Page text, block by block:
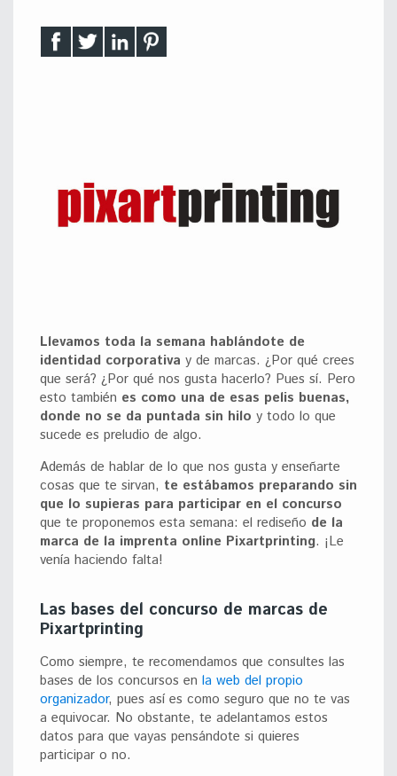
Llevamos toda la semana hablándote de
identidad corporativa y de marcas. ¿Por qué crees
que será? ¿Por qué nos gusta hacerlo? Pues sí. Pero
esto también es como una de esas pelis buenas,
donde no se da puntada sin hilo y todo lo que
sucede es preludio de algo.
Además de hablar de lo que nos gusta y enseñarte
cosas que te sirvan, te estábamos preparando sin
que lo supieras para participar en el concurso
que te proponemos esta semana: el rediseño de la
marca de la imprenta online Pixartprinting. ¡Le
venía haciendo falta!
Las bases del concurso de marcas de
Pixartprinting
Como siempre, te recomendamos que consultes las
bases de los concursos en la web del propio
organizador, pues así es como seguro que no te vas
a equivocar. No obstante, te adelantamos estos
datos para que vayas pensándote si quieres
participar o no.